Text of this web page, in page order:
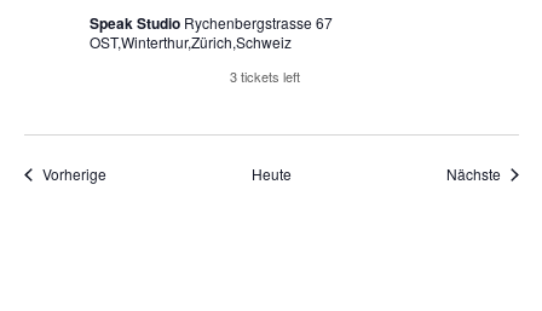
Speak Studio Rychenbergstrasse 67
OST,Winterthur,Zürich,Schweiz
3 tickets left
VorherigeVeranstaltungen Heute Nächste